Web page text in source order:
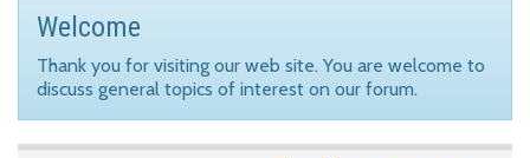
Welcome
Thank you for visiting our web site. You are welcome to
discuss general topics of interest on our forum.